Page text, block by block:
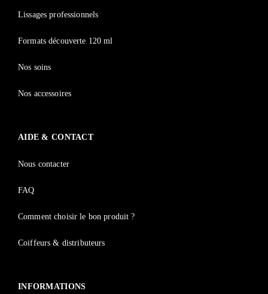
Lissages professionnels
Formats découverte 120 ml
Nos soins
Nos accessoires
AIDE & CONTACT
Nous contacter
FAQ
Comment choisir le bon produit ?
Coiffeurs & distributeurs
INFORMATIONS